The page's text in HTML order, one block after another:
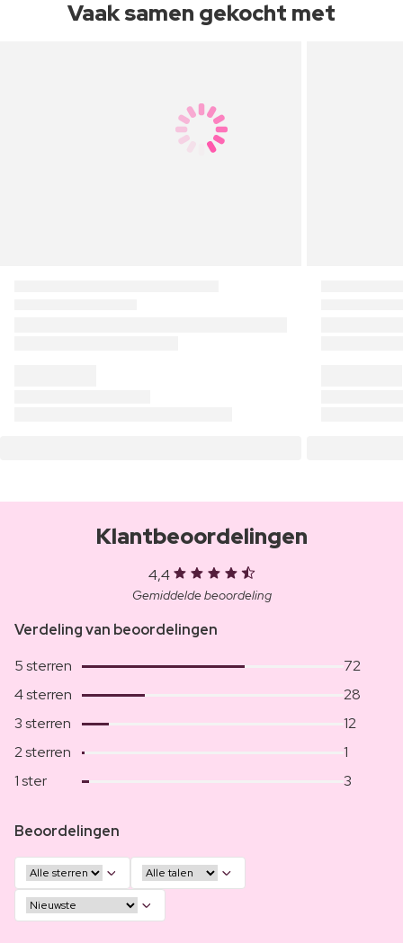
Vaak samen gekocht met
Klantbeoordelingen
4,4
Gemiddelde beoordeling
Verdeling van beoordelingen
5 sterren
72
4 sterren
28
3 sterren
12
2 sterren
1
1 ster
3
Beoordelingen